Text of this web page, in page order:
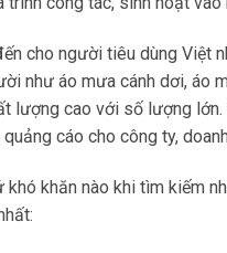
cho người tiêu dùng Việt
như áo mưa cánh dơi, áo
lượng cao với số lượng
cáo cho công ty,
khó khăn nào khi tìm kiếm